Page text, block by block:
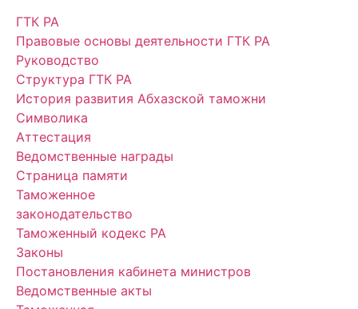
ГТК РА
Правовые основы деятельности ГТК РА
Руководство
Структура ГТК РА
История развития Абхазской таможни
Символика
Аттестация
Ведомственные награды
Страница памяти
Таможенное
законодательство
Таможенный кодекс РА
Законы
Постановления кабинета министров
Ведомственные акты